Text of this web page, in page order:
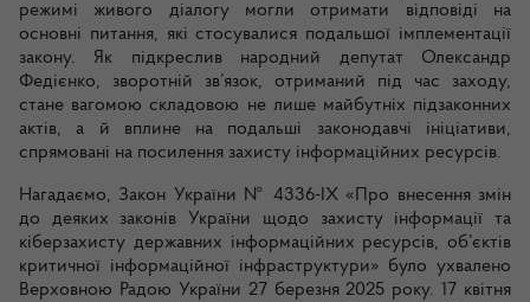
режимі живого діалогу могли отримати відповіді на
основні питання, які стосувалися подальшої імплементації
закону. Як підкреслив народний депутат Олександр
Федієнко, зворотній зв’язок, отриманий під час заходу,
стане вагомою складовою не лише майбутніх підзаконних
актів, а й вплине на подальші законодавчі ініціативи,
спрямовані на посилення захисту інформаційних ресурсів.
Нагадаємо, Закон України № 4336-IX «Про внесення змін
до деяких законів України щодо захисту інформації та
кіберзахисту державних інформаційних ресурсів, об’єктів
критичної інформаційної інфраструктури» було ухвалено
Верховною Радою України 27 березня 2025 року. 17 квітня